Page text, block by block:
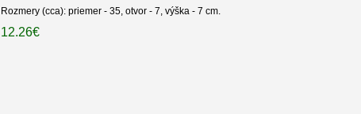
Rozmery (cca): priemer - 35, otvor - 7, výška - 7 cm.
12.26€